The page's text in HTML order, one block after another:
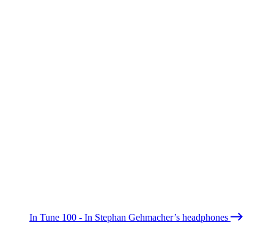
In Tune 100 - In Stephan Gehmacher’s headphones